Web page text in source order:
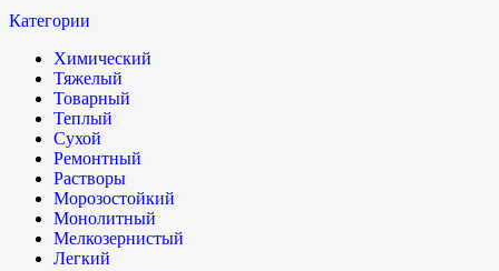
Категории
Химический
Тяжелый
Товарный
Теплый
Сухой
Ремонтный
Растворы
Морозостойкий
Монолитный
Мелкозернистый
Легкий